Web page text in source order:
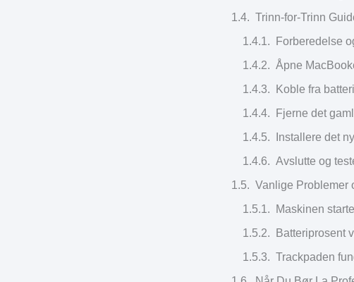
Trinn-for-Trinn
Forberedelse
Åpne
Koble fra
Fjerne det
Installere det
Avslutte og
Vanlige Problemer
Maskinen
Batteriprosent
Trackpaden